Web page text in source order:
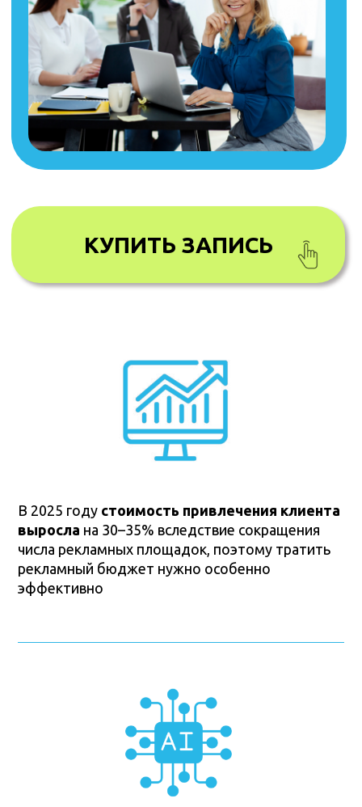
В 2025 году стоимость привлечения клиента
выросла на 30–35% вследствие сокращения
числа рекламных площадок, поэтому тратить
рекламный бюджет нужно особенно
эффективно